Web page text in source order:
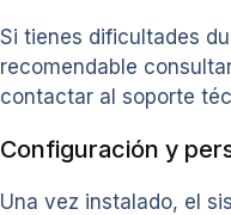
Si tienes dificultades
recomendable
contactar al soporte
Configuración y
Una vez instalado, el